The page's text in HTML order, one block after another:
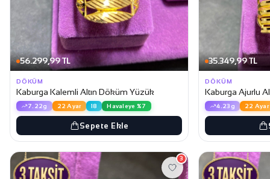
56.299,99 TL
DÖKÜM
Kaburga Kalemli Altın Döküm Yüzük
7.22g 22 Ayar 18 Havaleye %7
Sepete Ekle
35.349,99 TL
DÖKÜM
Kaburga Ajurlu
4.23g 22 Ayar
3